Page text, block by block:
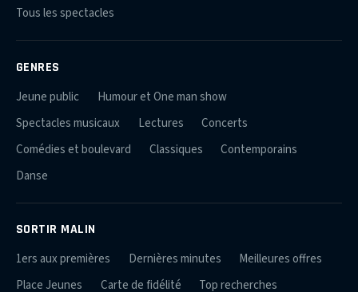
Tous les spectacles
GENRES
Jeune public
Humour et One man show
Spectacles musicaux
Lectures
Concerts
Comédies et boulevard
Classiques
Contemporains
Danse
SORTIR MALIN
1ers aux premières Dernières minutes
Meilleures offres
Place Jeunes
Carte de fidélité Top recherches